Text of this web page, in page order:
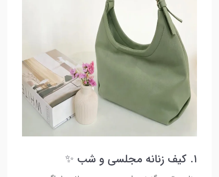
۱. کیف زنانه مجلسی و شب ✨